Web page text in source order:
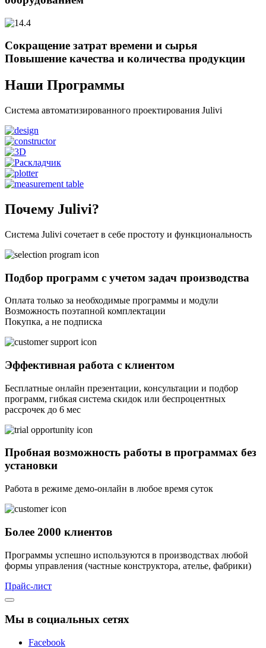
Сокращение затрат времени и сырья
Повышение качества и количества продукции
Наши Программы
Система автоматизированного проектирования Julivi
Почему Julivi?
Система Julivi сочетает в себе простоту и функциональность
Подбор программ с учетом задач производства
Оплата только за необходимые программы и модули
Возможность поэтапной комплектации
Покупка, а не подписка
Эффективная работа с клиентом
Бесплатные онлайн презентации, консультации и подбор
программ, гибкая система скидок или беспроцентных
рассрочек до 6 мес
Пробная возможность работы в программах без
установки
Работа в режиме демо-онлайн в любое время суток
Более 2000 клиентов
Программы успешно используются в производствах любой
формы управления (частные конструктора, ателье, фабрики)
Прайс-лист
Мы в социальных сетях
Facebook